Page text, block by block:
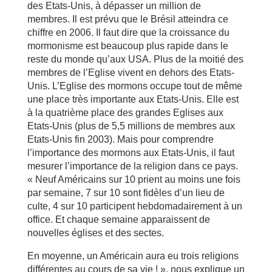
des Etats-Unis, à dépasser un million de
membres. Il est prévu que le Brésil atteindra ce
chiffre en 2006. Il faut dire que la croissance du
mormonisme est beaucoup plus rapide dans le
reste du monde qu’aux USA. Plus de la moitié des
membres de l’Eglise vivent en dehors des Etats-
Unis. L’Eglise des mormons occupe tout de même
une place très importante aux Etats-Unis. Elle est
à la quatrième place des grandes Eglises aux
Etats-Unis (plus de 5,5 millions de membres aux
Etats-Unis fin 2003). Mais pour comprendre
l’importance des mormons aux Etats-Unis, il faut
mesurer l’importance de la religion dans ce pays.
« Neuf Américains sur 10 prient au moins une fois
par semaine, 7 sur 10 sont fidèles d’un lieu de
culte, 4 sur 10 participent hebdomadairement à un
office. Et chaque semaine apparaissent de
nouvelles églises et des sectes.
En moyenne, un Américain aura eu trois religions
différentes au cours de sa vie ! », nous explique un